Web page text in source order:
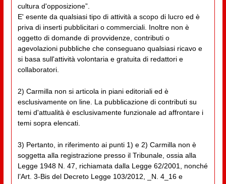
cultura d'opposizione”.
E' esente da qualsiasi tipo di attività a scopo di lucro ed è
priva di inserti pubblicitari o commerciali. Inoltre non è
oggetto di domande di provvidenze, contributi o
agevolazioni pubbliche che conseguano qualsiasi ricavo e
si basa sull'attività volontaria e gratuita di redattori e
collaboratori.
2) Carmilla non si articola in piani editoriali ed è
esclusivamente on line. La pubblicazione di contributi su
temi d'attualità è esclusivamente funzionale ad affrontare i
temi sopra elencati.
3) Pertanto, in riferimento ai punti 1) e 2) Carmilla non è
soggetta alla registrazione presso il Tribunale, ossia alla
Legge 1948 N. 47, richiamata dalla Legge 62/2001, nonché
l’Art. 3-Bis del Decreto Legge 103/2012, _N. 4_16 e